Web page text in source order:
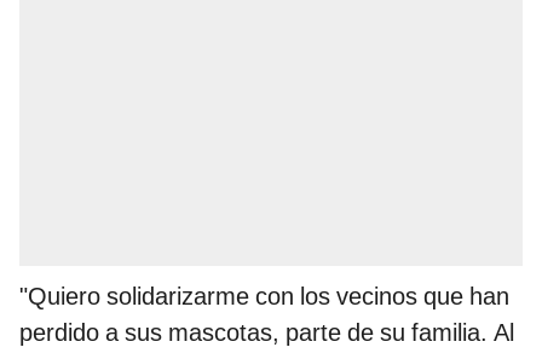
"Quiero solidarizarme con los vecinos que han
perdido a sus mascotas, parte de su familia. Al